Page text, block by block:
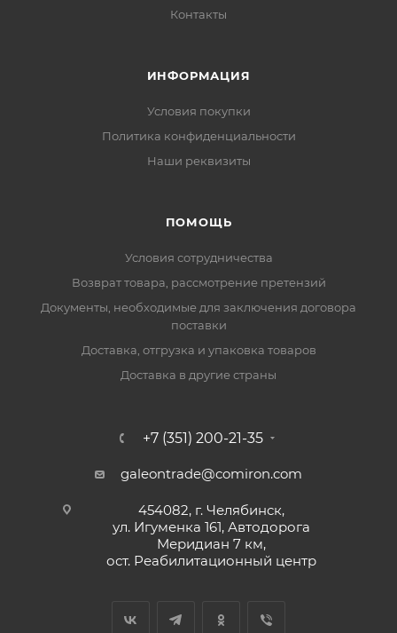
Контакты
ИНФОРМАЦИЯ
Условия покупки
Политика конфиденциальности
Наши реквизиты
ПОМОЩЬ
Условия сотрудничества
Возврат товара, рассмотрение претензий
Документы, необходимые для заключения договора
поставки
Доставка, отгрузка и упаковка товаров
Доставка в другие страны
+7 (351) 200-21-35
galeontrade@comiron.com
454082, г. Челябинск,
ул. Игуменка 161, Автодорога
Меридиан 7 км,
ост. Реабилитационный центр